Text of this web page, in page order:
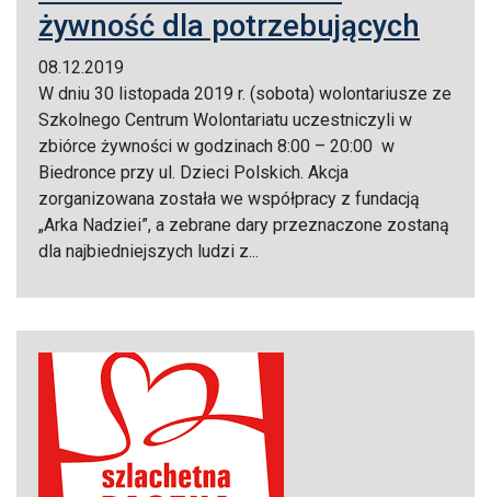
żywność dla potrzebujących
08.12.2019
W dniu 30 listopada 2019 r. (sobota) wolontariusze ze
Szkolnego Centrum Wolontariatu uczestniczyli w
zbiórce żywności w godzinach 8:00 – 20:00 w
Biedronce przy ul. Dzieci Polskich. Akcja
zorganizowana została we współpracy z fundacją
„Arka Nadziei”, a zebrane dary przeznaczone zostaną
dla najbiedniejszych ludzi z...